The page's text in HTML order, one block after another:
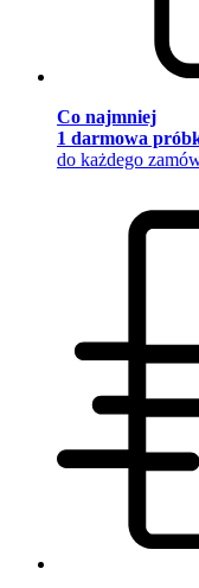
Co najmniej
1 darmowa
do każdego